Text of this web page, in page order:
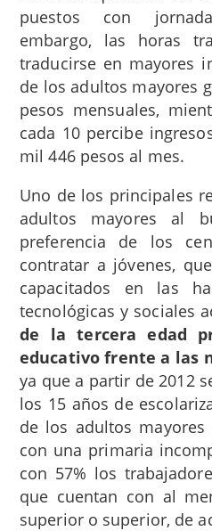
puestos con
embargo, las horas
traducirse en mayores
de los adultos mayores
pesos mensuales,
cada 10 percibe
mil 446 pesos al mes.
Uno de los principales
adultos mayores al
preferencia de los
contratar a jóvenes,
capacitados en las
tecnológicas y sociales
de la tercera edad
educativo frente a las
ya que a partir de 2012
los 15 años de
de los adultos
con una primaria
con 57% los
que cuentan con al
superior o superior, de